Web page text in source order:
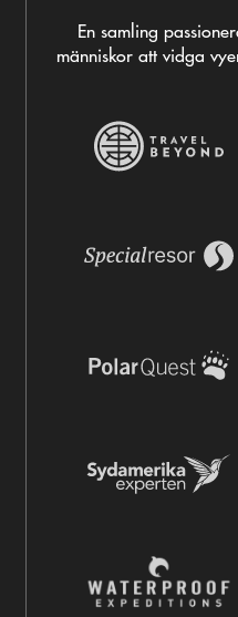
En samling
människor att vidga